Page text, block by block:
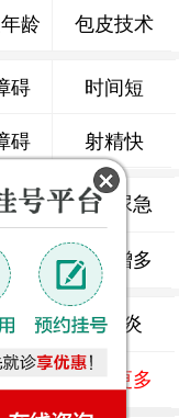
龄 包皮技术
碍
碍
时间短
射精快
痛 尿频尿急
夜尿增多
尿道炎
了解更多